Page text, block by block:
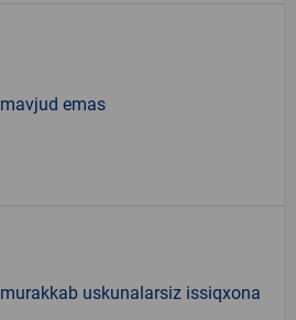
mavjud emas
murakkab uskunalarsiz issiqxona